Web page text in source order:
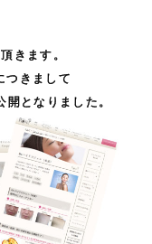
きます。
つきまして
となりました。